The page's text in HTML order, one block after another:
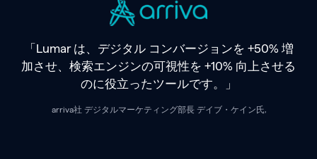
「Lumar は、デジタル コンバージョンを +50% 増
加させ、検索エンジンの可視性を +10% 向上させる
のに役立ったツールです。」
arriva社 デジタルマーケティング部長 デイブ・ケイン氏,